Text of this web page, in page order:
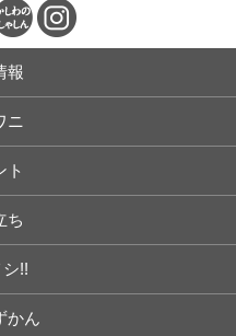
報
ニ
ト
ち
!!
かん